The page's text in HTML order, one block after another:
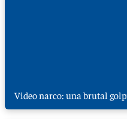
Video narco: una brutal